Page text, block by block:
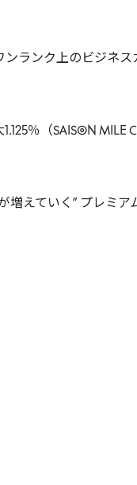
ランク上のビジネス
％（SAISON MILE
増えていく” プレミア